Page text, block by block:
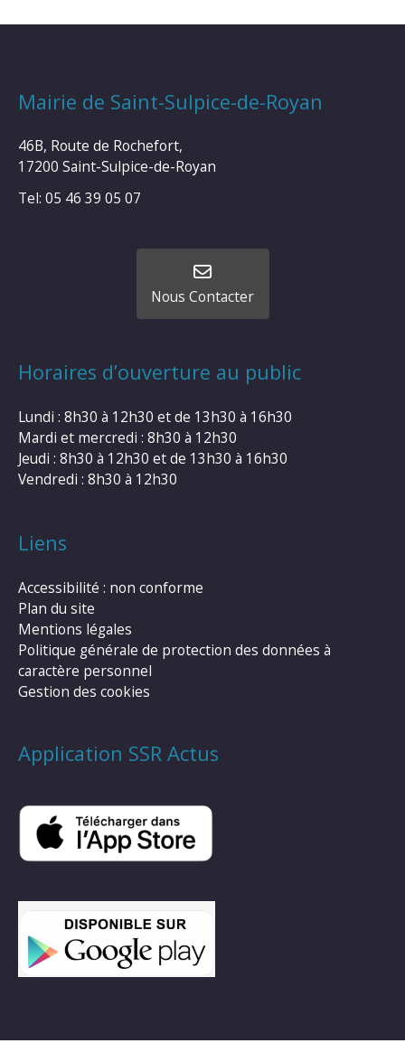
Mairie de Saint-Sulpice-de-Royan
46B, Route de Rochefort,
17200 Saint-Sulpice-de-Royan
Tel: 05 46 39 05 07
Nous Contacter
Horaires d’ouverture au public
Lundi : 8h30 à 12h30 et de 13h30 à 16h30
Mardi et mercredi : 8h30 à 12h30
Jeudi : 8h30 à 12h30 et de 13h30 à 16h30
Vendredi : 8h30 à 12h30
Liens
Accessibilité : non conforme
Plan du site
Mentions légales
Politique générale de protection des données à
caractère personnel
Gestion des cookies
Application SSR Actus